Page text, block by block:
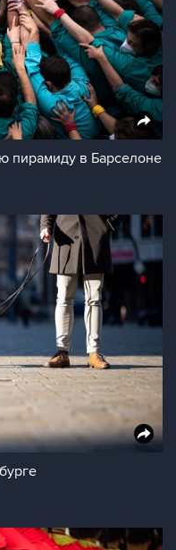
пирамиду в Барселоне